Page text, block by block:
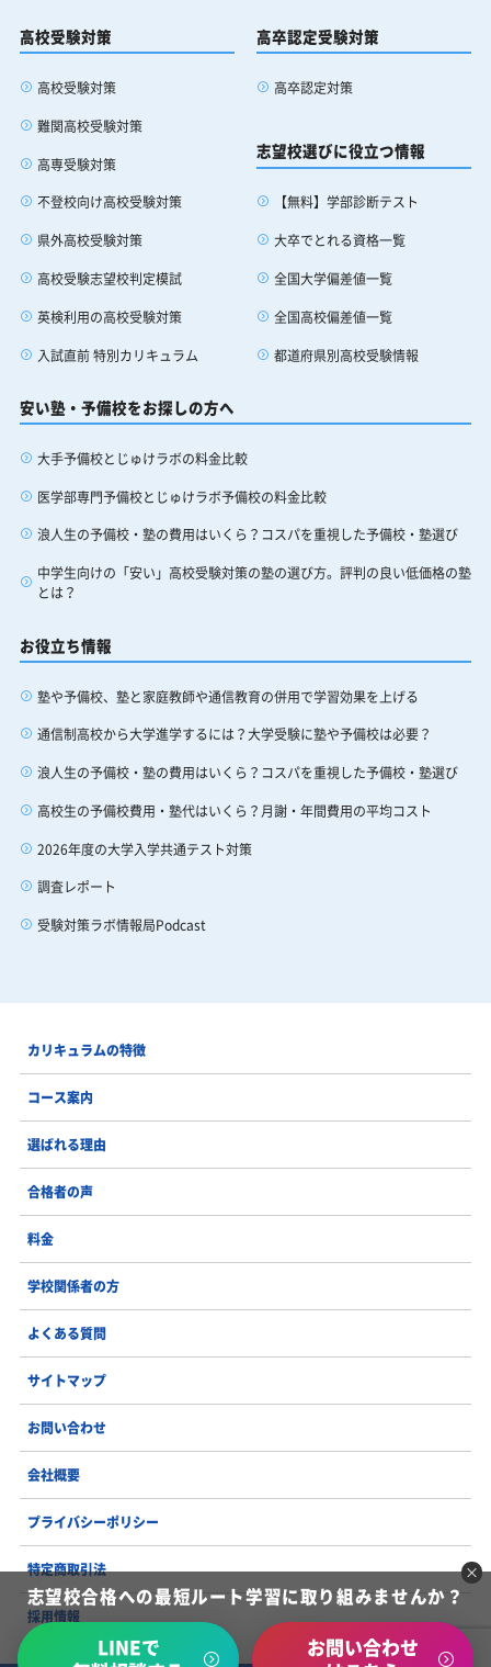
志望校合格への最短ルート学習に取り組みませんか？
LINEで
お問い合わせ
高校受験対策
高校受験対策
難関高校受験対策
高専受験対策
不登校向け高校受験対策
県外高校受験対策
高校受験志望校判定模試
英検利用の高校受験対策
入試直前 特別カリキュラム
高卒認定受験対策
高卒認定対策
志望校選びに役立つ情報
【無料】学部診断テスト
大卒でとれる資格一覧
全国大学偏差値一覧
全国高校偏差値一覧
都道府県別高校受験情報
安い塾・予備校をお探しの方へ
大手予備校とじゅけラボの料金比較
医学部専門予備校とじゅけラボ予備校の料金比較
浪人生の予備校・塾の費用はいくら？コスパを重視した予備校・塾選び
中学生向けの「安い」高校受験対策の塾の選び方。評判の良い低価格の塾
とは？
お役立ち情報
塾や予備校、塾と家庭教師や通信教育の併用で学習効果を上げる
通信制高校から大学進学するには？大学受験に塾や予備校は必要？
浪人生の予備校・塾の費用はいくら？コスパを重視した予備校・塾選び
高校生の予備校費用・塾代はいくら？月謝・年間費用の平均コスト
2026年度の大学入学共通テスト対策
調査レポート
受験対策ラボ情報局Podcast
カリキュラムの特徴
コース案内
選ばれる理由
合格者の声
料金
学校関係者の方
よくある質問
サイトマップ
お問い合わせ
会社概要
プライバシーポリシー
特定商取引法
採用情報